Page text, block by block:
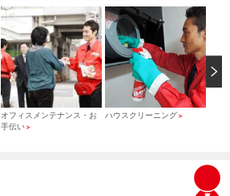
オフィスメンテナンス・お
手伝い ＞
ハウスクリーニング ＞